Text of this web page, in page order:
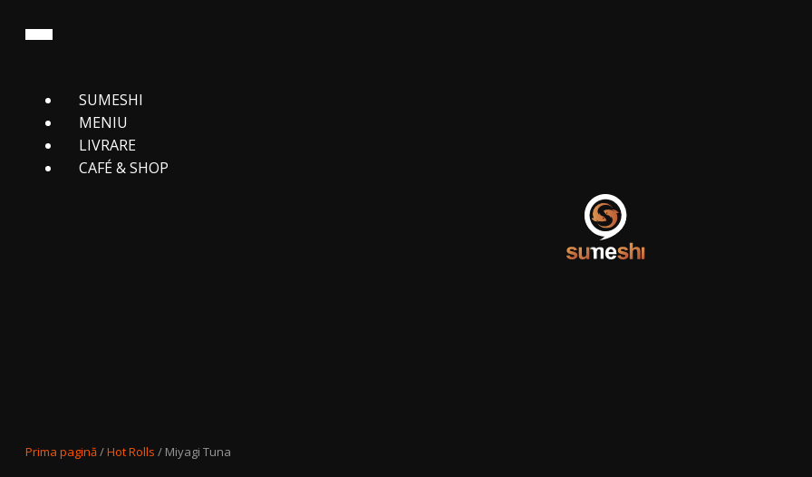
SUMESHI
MENIU
LIVRARE
CAFЕ́ & SHOP
Prima pagină/Hot Rolls / Miyagi Tuna